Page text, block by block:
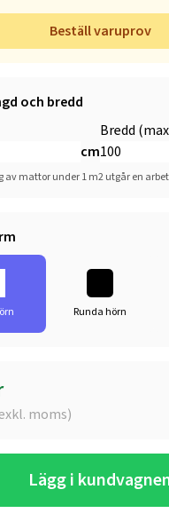
Beställ varuprov
och bredd
cm
Bredd
av mattor under 1 m2 utgår en
Runda hörn
moms)
Lägg i